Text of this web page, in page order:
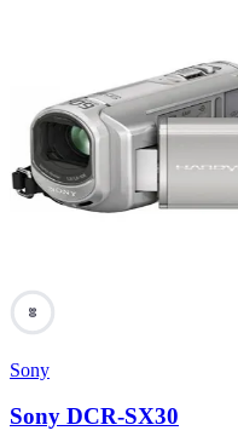
80
Sony
Sony DCR-SX30